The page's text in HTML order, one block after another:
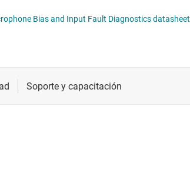
768-kHz, Audio ADC With Integrated Microphone Bias and Input Fault Diagnostics datasheet